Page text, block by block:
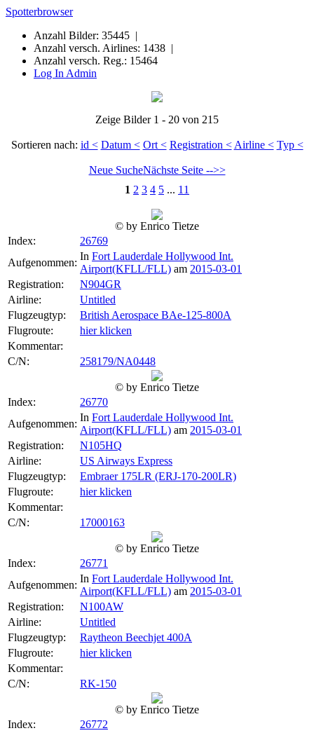
Spotterbrowser
Anzahl Bilder: 35445 |
Anzahl versch. Airlines: 1438 |
Anzahl versch. Reg.: 15464
Log In Admin
Zeige Bilder 1 - 20 von 215
Sortieren nach: id < Datum < Ort < Registration < Airline < Typ <
Neue SucheNächste Seite -->>
1 2 3 4 5 ... 11
© by Enrico Tietze
Index:
26769
Aufgenommen:
In Fort Lauderdale Hollywood Int.
Airport(KFLL/FLL) am 2015-03-01
Registration:
N904GR
Airline:
Untitled
Flugzeugtyp:
British Aerospace BAe-125-800A
Flugroute:
hier klicken
Kommentar:
C/N:
258179/NA0448
© by Enrico Tietze
Index:
26770
Aufgenommen:
In Fort Lauderdale Hollywood Int.
Airport(KFLL/FLL) am 2015-03-01
Registration:
N105HQ
Airline:
US Airways Express
Flugzeugtyp:
Embraer 175LR (ERJ-170-200LR)
Flugroute:
hier klicken
Kommentar:
C/N:
17000163
© by Enrico Tietze
Index:
26771
Aufgenommen:
In Fort Lauderdale Hollywood Int.
Airport(KFLL/FLL) am 2015-03-01
Registration:
N100AW
Airline:
Untitled
Flugzeugtyp:
Raytheon Beechjet 400A
Flugroute:
hier klicken
Kommentar:
C/N:
RK-150
© by Enrico Tietze
Index:
26772